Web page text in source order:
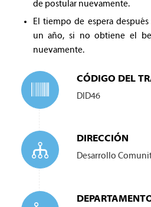
de postular nuevamente.
El tiempo de espera
un año, si no obtiene el
nuevamente.
CÓDIGO DEL
DID46
DIRECCIÓN
Desarrollo